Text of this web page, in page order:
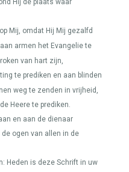
Hij de plaats waar
Mij, omdat Hij Mij gezalfd
armen het Evangelie te
van hart zijn,
te prediken en aan blinden
weg te zenden in vrijheid,
Heere te prediken.
en aan de dienaar
ogen van allen in de
Heden is deze Schrift in uw